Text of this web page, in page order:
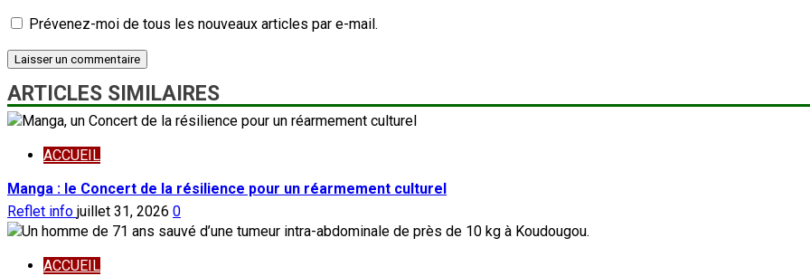
Prévenez-moi de tous les nouveaux articles par e-mail.
ARTICLES SIMILAIRES
ACCUEIL
Manga : le Concert de la résilience pour un réarmement culturel
Reflet info juillet 31, 2026 0
ACCUEIL